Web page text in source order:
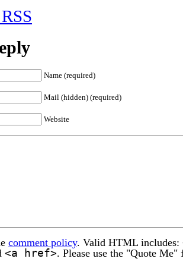
Name (required)
Mail (hidden) (required)
Website
comment policy. Valid HTML includes:
<a href>. Please use the "Quote